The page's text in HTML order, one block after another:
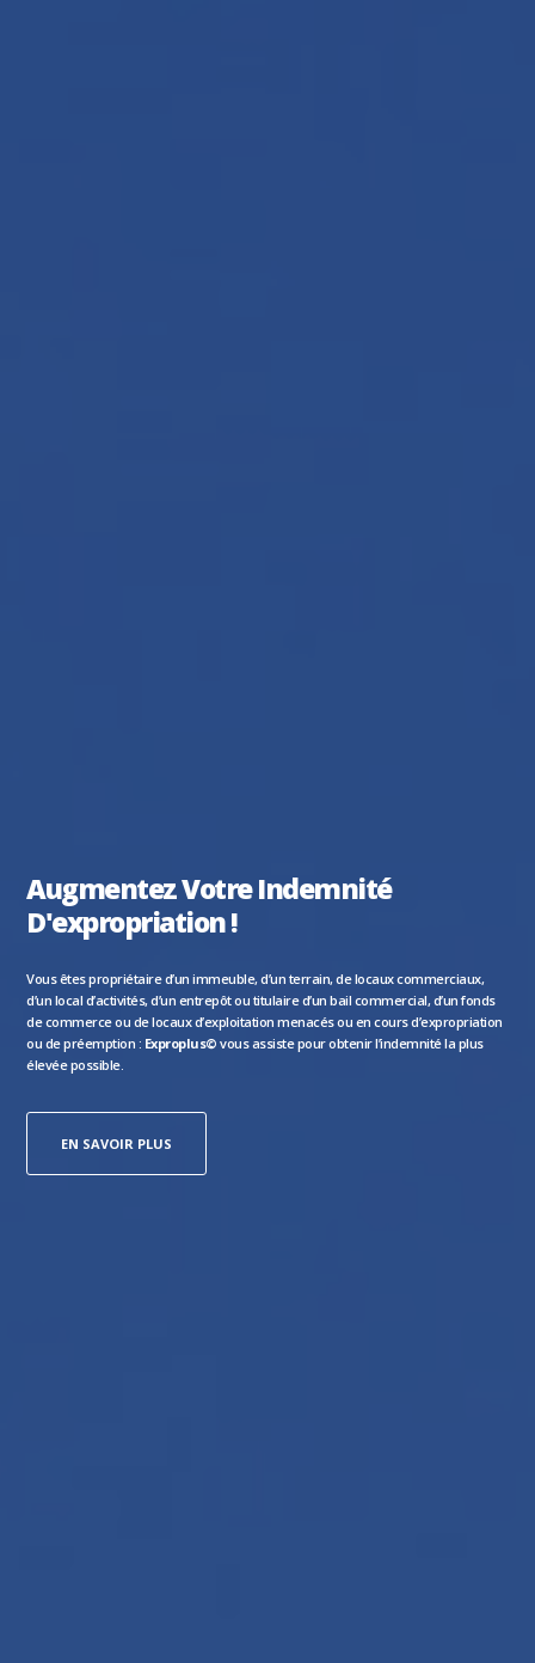
Augmentez Votre Indemnité
D'expropriation !
Vous êtes propriétaire d’un immeuble, d’un terrain, de locaux commerciaux,
d’un local d’activités, d’un entrepôt ou titulaire d’un bail commercial, d’un fonds
de commerce ou de locaux d’exploitation menacés ou en cours d’expropriation
ou de préemption : Exproplus© vous assiste pour obtenir l’indemnité la plus
élevée possible.
EN SAVOIR PLUS